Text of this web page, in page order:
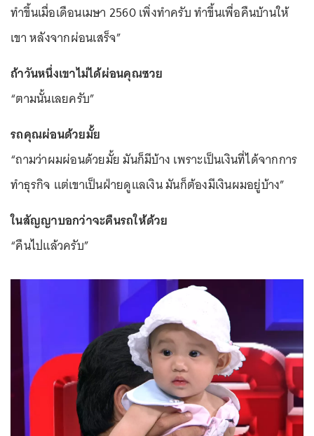
ทำขึ้นเมื่อเดือนเมษา 2560 เพิ่งทำครับ ทำขึ้นเพื่อคืนบ้านให้
เขา หลังจากผ่อนเสร็จ”
ถ้าวันหนึ่งเขาไม่ได้ผ่อนคุณซวย
“ตามนั้นเลยครับ”
รถคุณผ่อนด้วยมั้ย
“ถามว่าผมผ่อนด้วยมั้ย มันก็มีบ้าง เพราะเป็นเงินที่ได้จากการ
ทำธุรกิจ แต่เขาเป็นฝ่ายดูแลเงิน มันก็ต้องมีเงินผมอยู่บ้าง”
ในสัญญาบอกว่าจะคืนรถให้ด้วย
“คืนไปแล้วครับ”